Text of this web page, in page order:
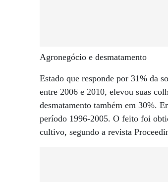
Agronegócio e desmatamento
Estado que responde por 31% da
entre 2006 e 2010, elevou suas
desmatamento também em 30%.
período 1996-2005. O feito foi
cultivo, segundo a revista